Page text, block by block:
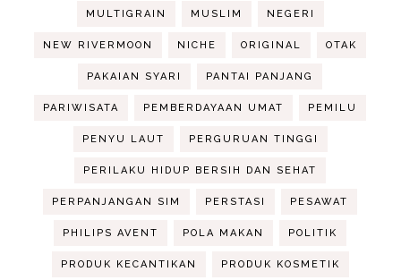
MULTIGRAIN MUSLIM NEGERI
NEW RIVERMOON NICHE ORIGINAL OTAK
PAKAIAN SYARI PANTAI PANJANG
PARIWISATA PEMBERDAYAAN UMAT PEMILU
PENYU LAUT PERGURUAN TINGGI
PERILAKU HIDUP BERSIH DAN SEHAT
PERPANJANGAN SIM PERSTASI PESAWAT
PHILIPS AVENT POLA MAKAN POLITIK
PRODUK KECANTIKAN PRODUK KOSMETIK